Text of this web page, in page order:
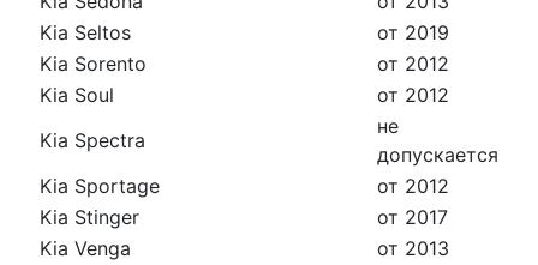
Kia Seltos
от 2019
Kia Sorento
от 2012
Kia Soul
от 2012
Kia Spectra
не
допускается
Kia Sportage
от 2012
Kia Stinger
от 2017
Kia Venga
от 2013